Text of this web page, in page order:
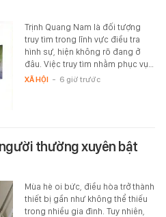
Trịnh Quang Nam là đối tượng
truy tìm trong lĩnh vực điều tra
hình sự, hiện không rõ đang ở
đâu. Việc truy tìm nhằm phục vụ…
XÃ HỘI - 6 giờ trước
thường xuyên bật
Mùa hè oi bức, điều hòa trở thành
thiết bị gần như không thể thiếu
trong nhiều gia đình. Tuy nhiên,